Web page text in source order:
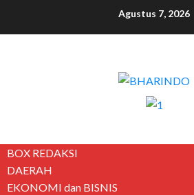
Agustus 7, 2026
BOX REDAKSI
DAERAH
EKONOMI dan BISNIS